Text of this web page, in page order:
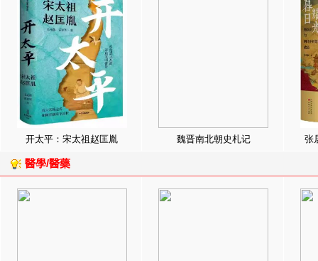
开太平：宋太祖赵匡胤 魏晋南北朝史札记 张
醫學/醫藥